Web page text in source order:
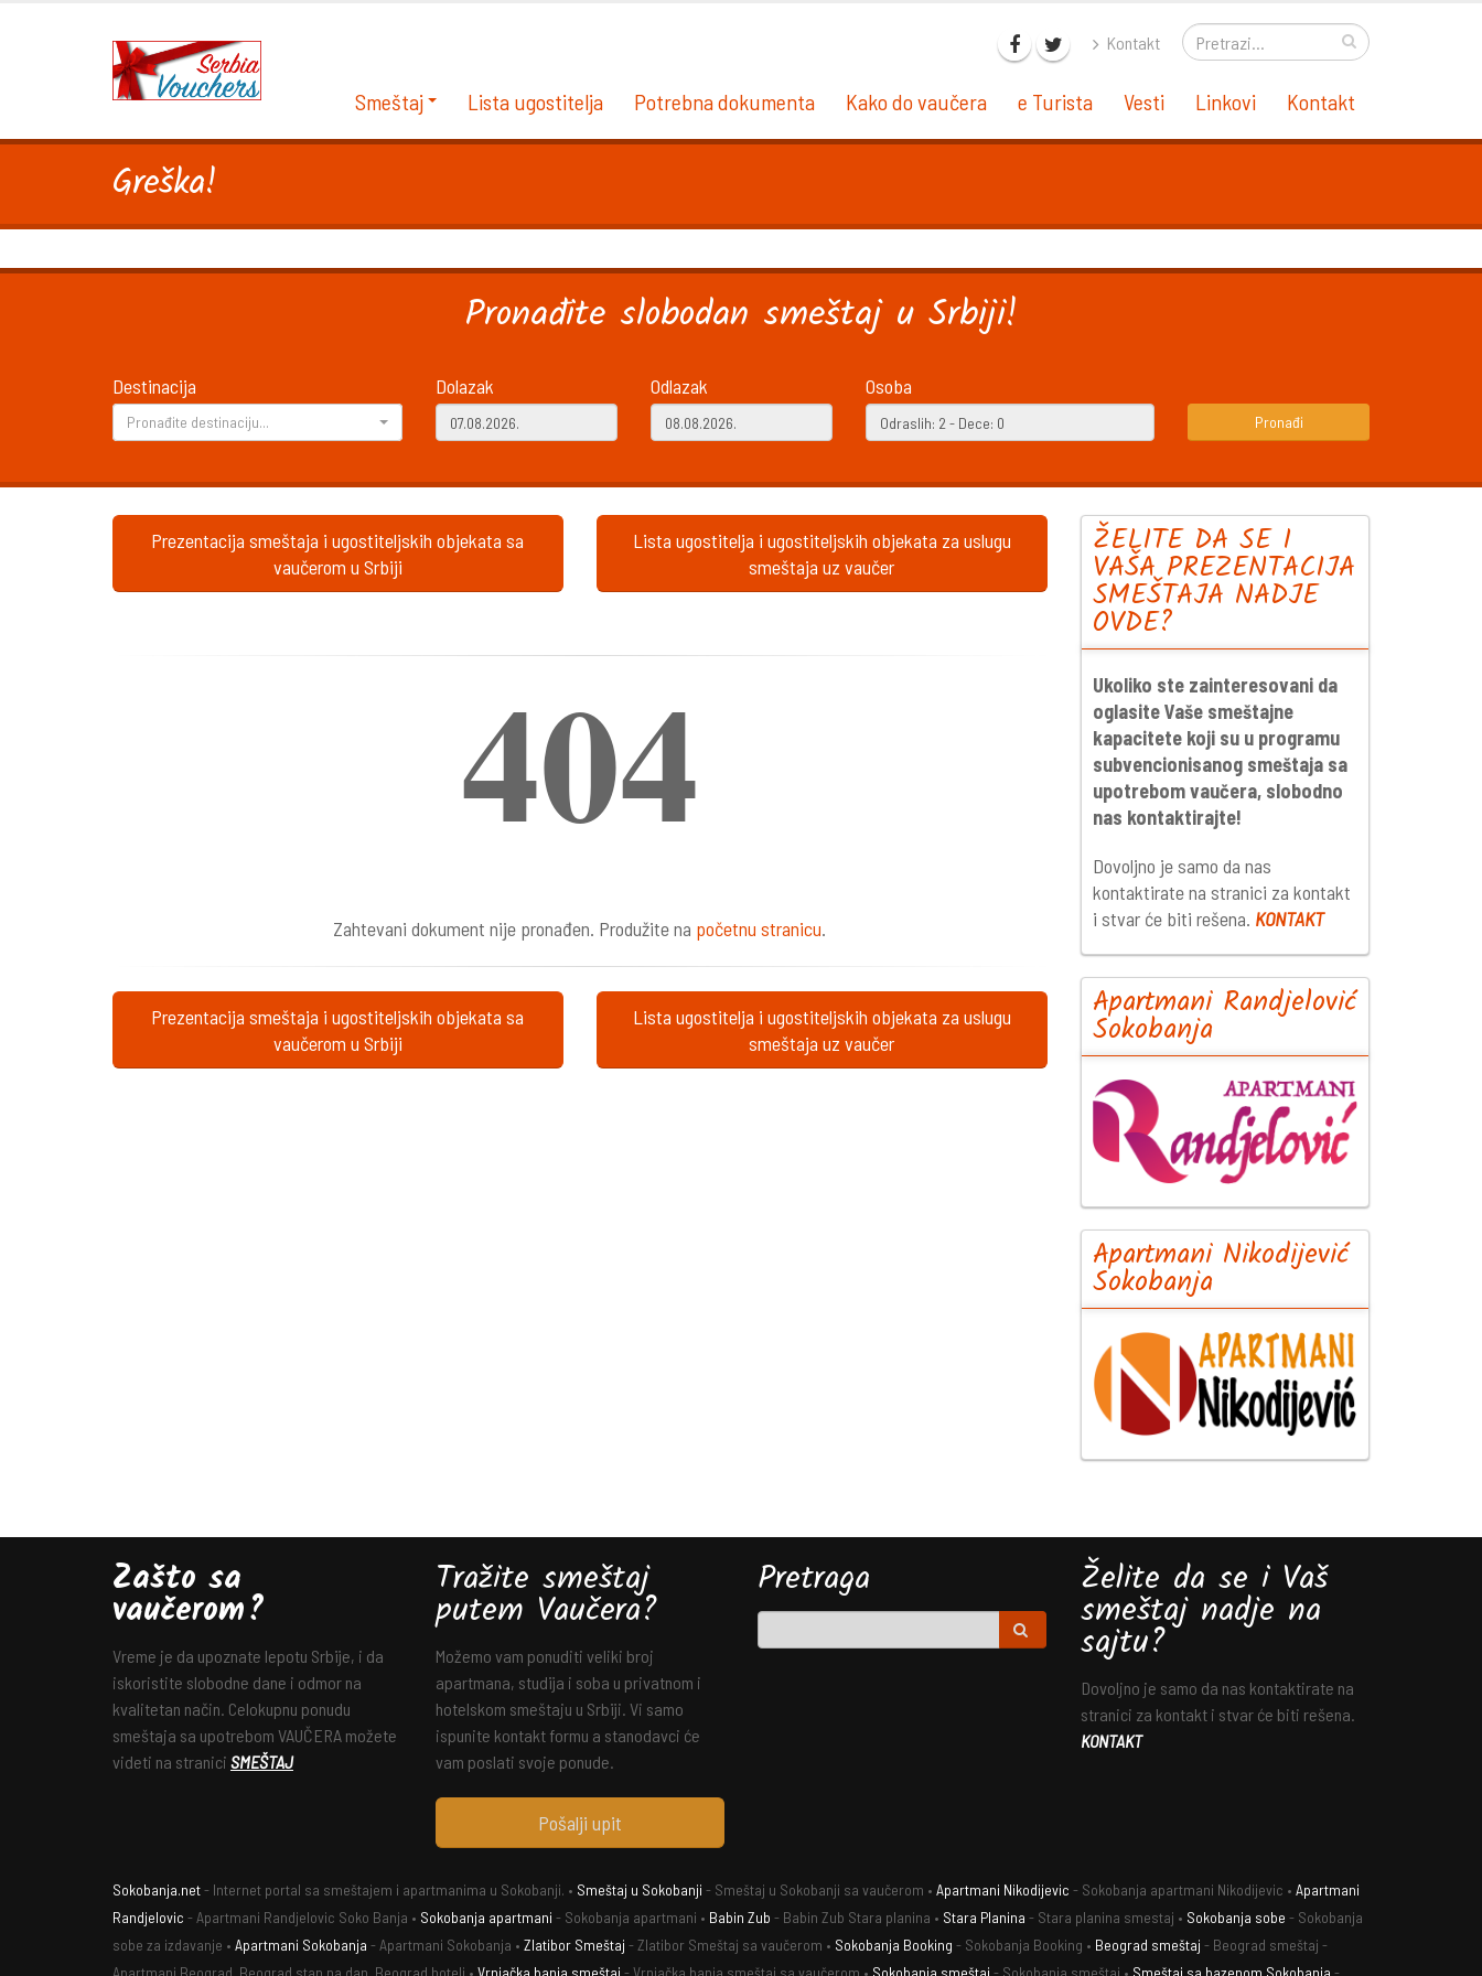
Kontakt
Smeštaj Lista ugostitelja Potrebna dokumenta Kako do vaučera e Turista Vesti Linkovi Kontakt
Greška!
Pronađite slobodan smeštaj u Srbiji!
Destinacija
Pronađite destinaciju...
Dolazak Odlazak Osoba
Pronađi
Prezentacija smeštaja i ugostiteljskih objekata sa
vaučerom u Srbiji
Lista ugostitelja i ugostiteljskih objekata za uslugu
smeštaja uz vaučer
404
Zahtevani dokument nije pronađen. Produžite na početnu stranicu.
Prezentacija smeštaja i ugostiteljskih objekata sa
vaučerom u Srbiji
Lista ugostitelja i ugostiteljskih objekata za uslugu
smeštaja uz vaučer
ŽELITE DA SE I
VAŠA PREZENTACIJA
SMEŠTAJA NADJE
OVDE?
Ukoliko ste zainteresovani da
oglasite Vaše smeštajne
kapacitete koji su u programu
subvencionisanog smeštaja sa
upotrebom vaučera, slobodno
nas kontaktirajte!
Dovoljno je samo da nas
kontaktirate na stranici za kontakt
i stvar će biti rešena. KONTAKT
Apartmani Randjelović
Sokobanja
Apartmani Nikodijević
Sokobanja
Zašto sa
vaučerom?
Vreme je da upoznate lepotu Srbije, i da
iskoristite slobodne dane i odmor na
kvalitetan način. Celokupnu ponudu
smeštaja sa upotrebom VAUČERA možete
videti na stranici SMEŠTAJ
Tražite smeštaj
putem Vaučera?
Možemo vam ponuditi veliki broj
apartmana, studija i soba u privatnom i
hotelskom smeštaju u Srbiji. Vi samo
ispunite kontakt formu a stanodavci će
vam poslati svoje ponude.
Pošalji upit
Pretraga Želite da se i Vaš
smeštaj nadje na
sajtu?
Dovoljno je samo da nas kontaktirate na
stranici za kontakt i stvar će biti rešena.
KONTAKT
Sokobanja.net- Internet portal sa smeštajem i apartmanima u Sokobanji. • Smeštaj u Sokobanji - Smeštaj u Sokobanji sa vaučerom • Apartmani Nikodijevic - Sokobanja apartmani Nikodijevic • Apartmani
Randjelovic - Apartmani Randjelovic Soko Banja • Sokobanja apartmani - Sokobanja apartmani • Babin Zub - Babin Zub Stara planina • Stara Planina - Stara planina smestaj • Sokobanja sobe - Sokobanja
sobe za izdavanje • Apartmani Sokobanja - Apartmani Sokobanja • Zlatibor Smeštaj - Zlatibor Smeštaj sa vaučerom • Sokobanja Booking - Sokobanja Booking • Beograd smeštaj - Beograd smeštaj -